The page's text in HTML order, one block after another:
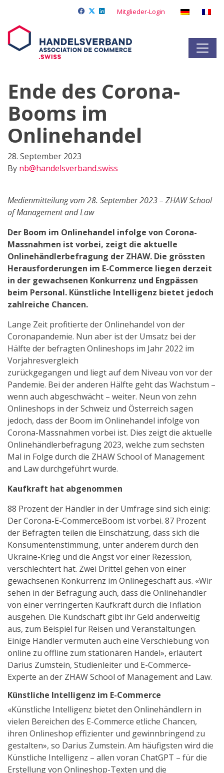
Mitglieder-Login
Ende des Corona-
Booms im
Onlinehandel
28. September 2023
By nb@handelsverband.swiss
Medienmitteilung vom 28. September 2023 – ZHAW School
of Management and Law
Der Boom im Onlinehandel infolge von Corona-
Massnahmen ist vorbei, zeigt die aktuelle
Onlinehändlerbefragung der ZHAW. Die grössten
Herausforderungen im E-Commerce liegen derzeit
in der gewachsenen Konkurrenz und Engpässen
beim Personal. Künstliche Intelligenz bietet jedoch
zahlreiche Chancen.
Lange Zeit profitierte der Onlinehandel von der
Coronapandemie. Nun aber ist der Umsatz bei der
Hälfte der befragten Onlineshops im Jahr 2022 im
Vorjahresvergleich
zurückgegangen und liegt auf dem Niveau von vor der
Pandemie. Bei der anderen Hälfte geht das Wachstum –
wenn auch abgeschwächt – weiter. Neun von zehn
Onlineshops in der Schweiz und Österreich sagen
jedoch, dass der Boom im Onlinehandel infolge von
Corona-Massnahmen vorbei ist. Dies zeigt die aktuelle
Onlinehändlerbefragung 2023, welche zum sechsten
Mal in Folge durch die ZHAW School of Management
and Law durchgeführt wurde.
Kaufkraft hat abgenommen
88 Prozent der Händler in der Umfrage sind sich einig:
Der Corona-E-CommerceBoom ist vorbei. 87 Prozent
der Befragten teilen die Einschätzung, dass sich die
Konsumentenstimmung, unter anderem durch den
Ukraine-Krieg und die Angst vor einer Rezession,
verschlechtert hat. Zwei Drittel gehen von einer
gewachsenen Konkurrenz im Onlinegeschäft aus. «Wir
sehen in der Befragung auch, dass die Onlinehändler
von einer verringerten Kaufkraft durch die Inflation
ausgehen. Die Kundschaft gibt ihr Geld anderweitig
aus, zum Beispiel für Reisen und Veranstaltungen.
Einige Händler vermuten auch eine Verschiebung von
online zu offline zum stationären Handel», erläutert
Darius Zumstein, Studienleiter und E-Commerce-
Experte an der ZHAW School of Management and Law.
Künstliche Intelligenz im E-Commerce
«Künstliche Intelligenz bietet den Onlinehändlern in
vielen Bereichen des E-Commerce etliche Chancen,
ihren Onlineshop effizienter und gewinnbringend zu
gestalten», so Darius Zumstein. Am häufigsten wird die
Künstliche Intelligenz – allen voran ChatGPT – für die
Erstellung von Onlineshop-Texten und die